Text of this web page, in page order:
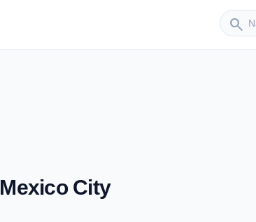
search
Sender
City